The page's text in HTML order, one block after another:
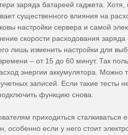
заряда батареей гаджета. Хотя,
существенного влияния на
настройки сервера и самой
скорости расходования
лишь изменить настройки для
– от 15 до 60 минут. Так
энергии аккумулятора. Можно
записей. Если такие тесты
функцию снова.
приходиться сталкиваться
особенно если у него стоит